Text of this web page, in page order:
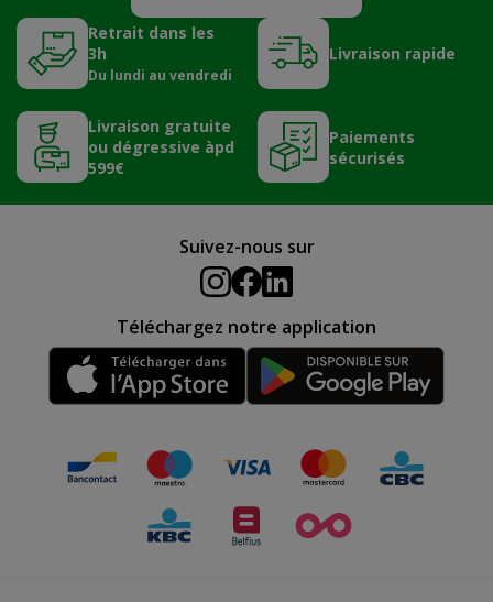
Retrait dans les
3h
Du lundi au vendredi
Livraison rapide
Livraison gratuite
ou dégressive àpd
599€
Paiements
sécurisés
Suivez-nous sur
Téléchargez notre application